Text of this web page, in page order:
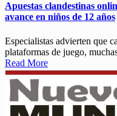
Apuestas clandestinas
avance en niños de 12 años
Especialistas advierten que
plataformas de juego,
Read More